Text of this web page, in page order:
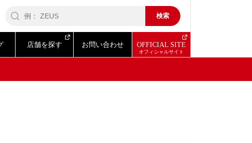
店舗を探す お問い合わせ OFFICIAL SITE